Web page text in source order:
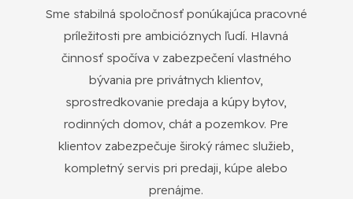
Sme stabilná spoločnosť ponúkajúca pracovné
príležitosti pre ambicióznych ľudí. Hlavná
činnosť spočíva v zabezpečení vlastného
bývania pre privátnych klientov,
sprostredkovanie predaja a kúpy bytov,
rodinných domov, chát a pozemkov. Pre
klientov zabezpečuje široký rámec služieb,
kompletný servis pri predaji, kúpe alebo
prenájme.